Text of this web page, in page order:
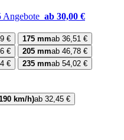
Angebote ab 30,00 €
€ 175 mmab 36,51 €
€ 205 mmab 46,78 €
€ 235 mmab 54,02 €
km/h)ab 32,45 €